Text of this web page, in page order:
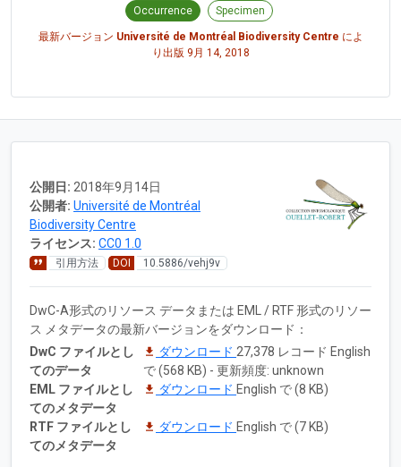
Occurrence Specimen
最新バージョン Université de Montréal Biodiversity Centre によ
り出版 9月 14, 2018
公開日: 2018年9月14日
公開者: Université de Montréal
Biodiversity Centre
ライセンス: CC0 1.0
引用方法 DOI 10.5886/vehj9v
DwC-A形式のリソース データまたは EML / RTF 形式のリソー
ス メタデータの最新バージョンをダウンロード：
DwC ファイルとし
てのデータ
ダウンロード 27,378 レコード English
で (568 KB) - 更新頻度: unknown
EML ファイルとし
てのメタデータ
ダウンロード English で (8 KB)
RTF ファイルとし
てのメタデータ
ダウンロード English で (7 KB)